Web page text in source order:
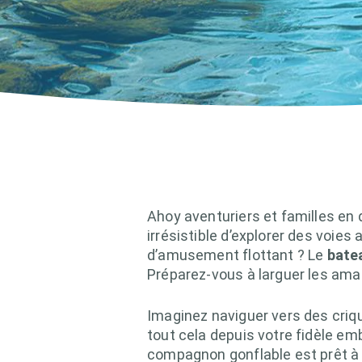
Ahoy aventuriers et familles en
irrésistible d’explorer des
d’amusement flottant ? Le
Préparez-vous à larguer les
Imaginez naviguer vers des
tout cela depuis votre fidèle
compagnon gonflable est prêt